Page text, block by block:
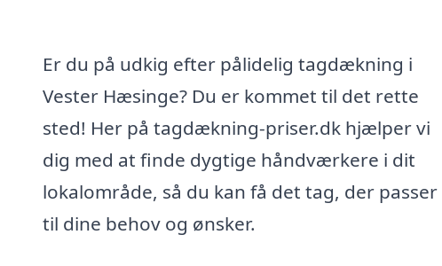
Er du på udkig efter pålidelig tagdækning i
Vester Hæsinge? Du er kommet til det rette
sted! Her på tagdækning-priser.dk hjælper vi
dig med at finde dygtige håndværkere i dit
lokalområde, så du kan få det tag, der passer
til dine behov og ønsker.